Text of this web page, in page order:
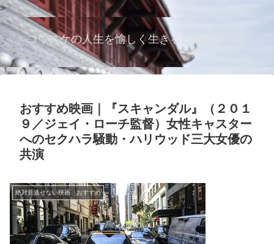
>
コウスケの人生を愉しく生きるためのブログ
おすすめ映画｜『スキャンダル』（２０１
９／ジェイ・ローチ監督）女性キャスター
へのセクハラ騒動・ハリウッド三大女優の
共演
絶対見逃せない映画 おすすめ